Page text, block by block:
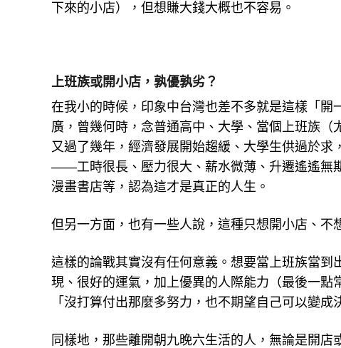
下來的小店），但想賺大錢大概也不容易。
上班族或開小店，孰優孰劣？
在我小的時候，印象中台灣也差不多就是這樣「
廣，曾幾何時，念普通高中、大學、當個上班族
又過了幾年，經濟發展開始趨緩、大學生供過於
——工時很長、壓力很大、薪水微薄、升遷遙遙無
漫畫書店等，認為這才是真正的人生。
但另一方面，也有一些人說，這種只想開小店、不
這樣的論戰其實沒有任何意義。想要當上班族當
現、很好的運氣，加上優異的人際能力（最後一
「沒打算付出那麼多努力，也不期望自己可以變成
同樣地，那些離開朝九晚六生活的人，無論是開